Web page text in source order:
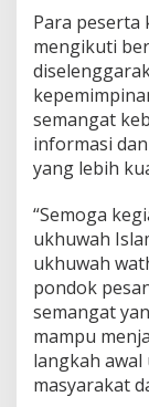
Para peserta
mengikuti
semangat
informasi
yang lebih
“Semoga
ukhuwah
ukhuwah
pondok
semangat
mampu
langkah
masyarakat